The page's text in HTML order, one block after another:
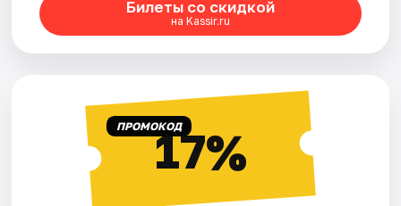
Билеты со скидкой
на Kassir.ru
ПРОМОКОД17%